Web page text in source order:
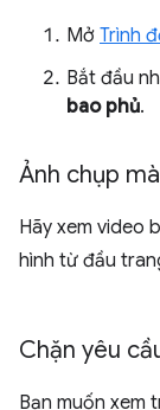
Mở Trình
Bắt đầu
bao phủ.
Ảnh chụp
Hãy xem video
hình từ đầu
Chặn yêu
Bạn muốn xem